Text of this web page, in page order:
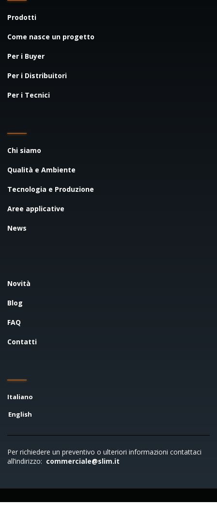
Prodotti
Come nasce un progetto
Per i Buyer
Per i Distribuitori
Per i Tecnici
Chi siamo
Qualità e Ambiente
Tecnologia e Produzione
Aree applicative
News
Novità
Blog
FAQ
Contatti
Italiano
English
Per richiedere un preventivo o ulteriori informazioni contattaci
all’indirizzo: commerciale@slim.it